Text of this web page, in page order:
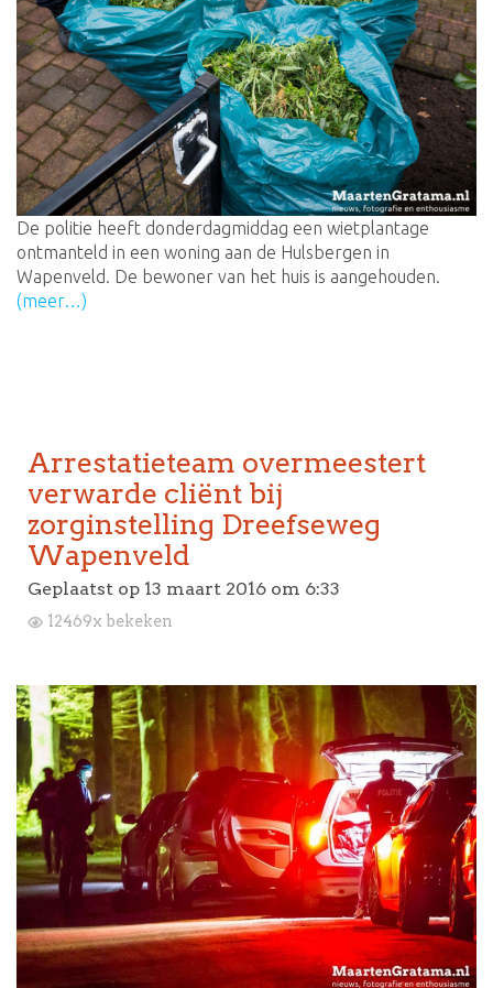
De politie heeft donderdagmiddag een wietplantage
ontmanteld in een woning aan de Hulsbergen in
Wapenveld. De bewoner van het huis is aangehouden.
(meer…)
Arrestatieteam overmeestert
verwarde cliënt bij
zorginstelling Dreefseweg
Wapenveld
Geplaatst op 13 maart 2016 om 6:33
12469x bekeken